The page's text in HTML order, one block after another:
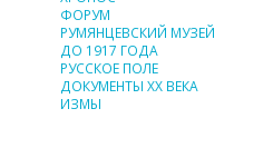
ФОРУМ
РУМЯНЦЕВСКИЙ МУЗЕЙ
ДО 1917 ГОДА
РУССКОЕ ПОЛЕ
ДОКУМЕНТЫ XX ВЕКА
ИЗМЫ